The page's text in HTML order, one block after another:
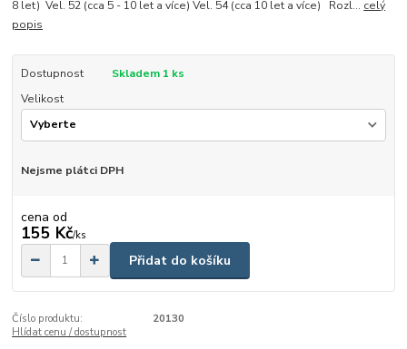
8 let) Vel. 52 (cca 5 - 10 let a více) Vel. 54 (cca 10 let a více) Rozl... celý
popis
Dostupnost
Skladem 1 ks
Velikost
Nejsme plátci DPH
cena od
155 Kč/ks
Přidat do košíku
Číslo produktu:
20130
Hlídat cenu / dostupnost